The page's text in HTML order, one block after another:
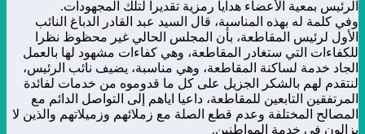
الرئيس بمعية الأعضاء هدايا رمزية تقديرا لتلك المجهودات.
وفي كلمة له بهذه المناسبة، قال السيد عبد القادر الدباغ النائب
الأول لرئيس المقاطعة، بأن المجلس الحالي غير محظوظ نظرا
للكفاءات التي ستغادر المقاطعة، وهي كفاءات مشهود لها بالعمل
الجاد خدمة لساكنة المقاطعة، وهي مناسبة، يضيف نائب الرئيس،
لنتقدم لهم بالشكر الجزيل على كل ما قدوموه من خدمات لفائدة
المرتفقين التابعين للمقاطعة، داعيا اياهم إلى التواصل الدائم مع
المصالح المختلفة وعدم قطع الصلة مع زملائهم وزميلاتهم والذين لا
يزالون في خدمة المواطنين.